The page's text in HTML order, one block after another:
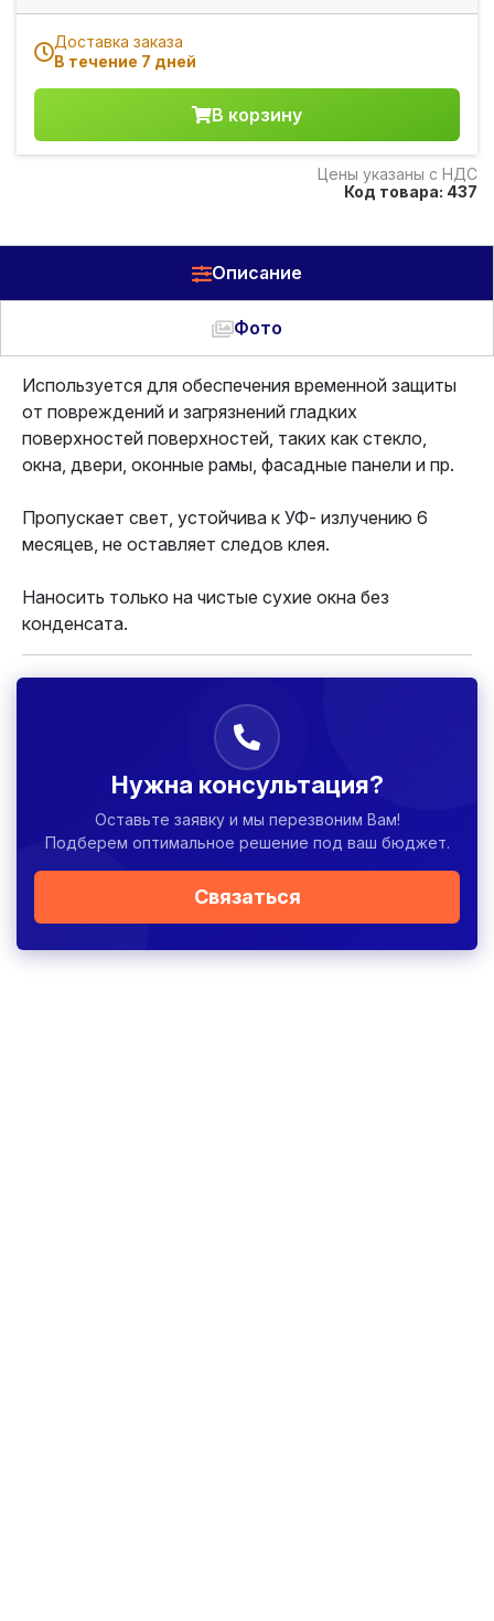
Доставка заказа
В течение 7 дней
В корзину
Цены указаны с НДС
Код товара: 437
Описание
Фото
Используется для обеспечения временной защиты
от повреждений и загрязнений гладких
поверхностей поверхностей, таких как стекло,
окна, двери, оконные рамы, фасадные панели и пр.
Пропускает свет, устойчива к УФ- излучению 6
месяцев, не оставляет следов клея.
Наносить только на чистые сухие окна без
конденсата.
Нужна консультация?
Оставьте заявку и мы перезвоним Вам!
Подберем оптимальное решение под ваш бюджет.
Связаться